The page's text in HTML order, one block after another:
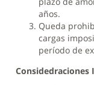
años.
Queda
cargas
período de